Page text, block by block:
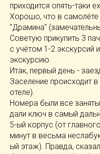
приходится опять-таки
Хорошо, что в самолёте
"Драмина"
Советую прикупить 3
с учётом 1-2 экскурсий
экскурсию.
Итак, первый день -
Заселение происходит
отеле).
Номера были все
дали ключ в самый
5-ый корпус (от
минут в весьма
ый этаж). Правда,